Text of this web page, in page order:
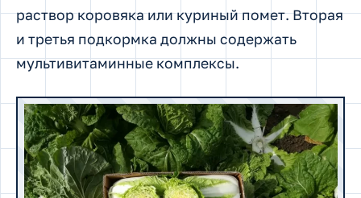
раствор коровяка или куриный помет. Вторая
и третья подкормка должны содержать
мультивитаминные комплексы.